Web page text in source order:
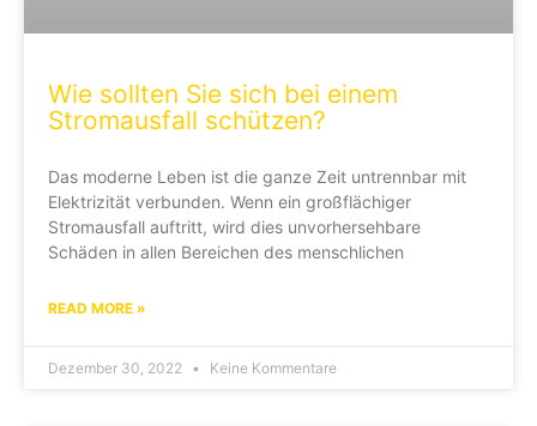
Wie sollten Sie sich bei einem
Stromausfall schützen?
Das moderne Leben ist die ganze Zeit untrennbar mit
Elektrizität verbunden. Wenn ein großflächiger
Stromausfall auftritt, wird dies unvorhersehbare
Schäden in allen Bereichen des menschlichen
READ MORE »
Dezember 30, 2022 Keine Kommentare